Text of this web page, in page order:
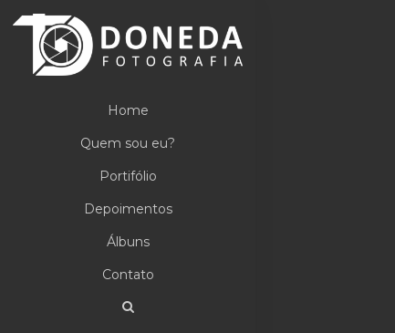
Home
Quem sou eu?
Portifólio
Depoimentos
Álbuns
Contato